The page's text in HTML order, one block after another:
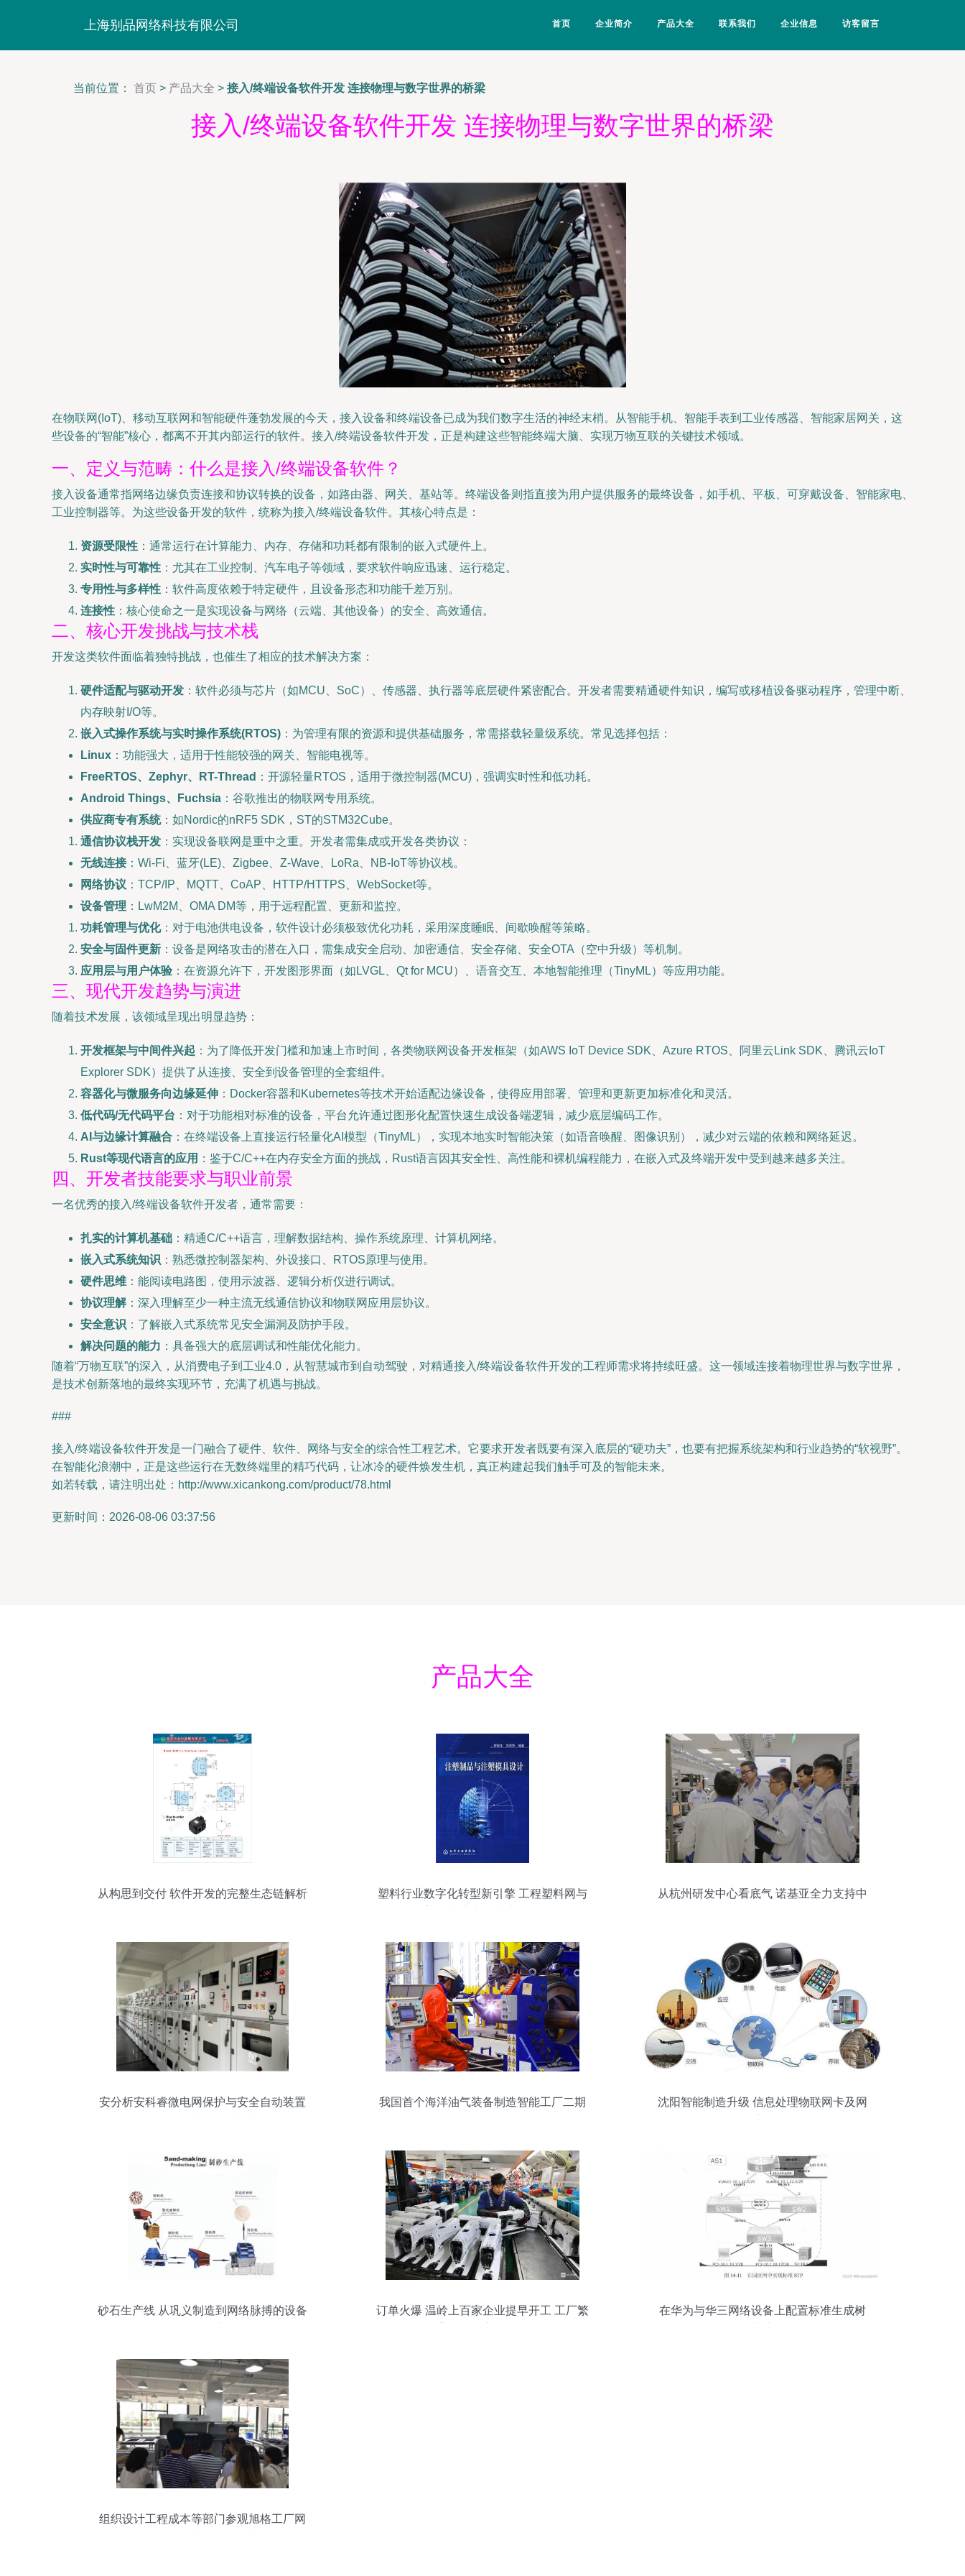
上海别品网络科技有限公司 首页 企业简介 产品大全 联系我们 企业信息 访客留言
当前位置： 首页 > 产品大全 > 接入/终端设备软件开发 连接物理与数字世界的桥梁
接入/终端设备软件开发 连接物理与数字世界的桥梁
在物联网(IoT)、移动互联网和智能硬件蓬勃发展的今天，接入设备和终端设备已成为我们数字生活的神经末梢。从智能手机、智能手表到工业传感器、智能家居网关，这
些设备的“智能”核心，都离不开其内部运行的软件。接入/终端设备软件开发，正是构建这些智能终端大脑、实现万物互联的关键技术领域。
一、定义与范畴：什么是接入/终端设备软件？
接入设备通常指网络边缘负责连接和协议转换的设备，如路由器、网关、基站等。终端设备则指直接为用户提供服务的最终设备，如手机、平板、可穿戴设备、智能家电、
工业控制器等。为这些设备开发的软件，统称为接入/终端设备软件。其核心特点是：
资源受限性 ：通常运行在计算能力、内存、存储和功耗都有限制的嵌入式硬件上。
实时性与可靠性 ：尤其在工业控制、汽车电子等领域，要求软件响应迅速、运行稳定。
专用性与多样性 ：软件高度依赖于特定硬件，且设备形态和功能千差万别。
连接性 ：核心使命之一是实现设备与网络（云端、其他设备）的安全、高效通信。
二、核心开发挑战与技术栈
开发这类软件面临着独特挑战，也催生了相应的技术解决方案：
硬件适配与驱动开发 ：软件必须与芯片（如MCU、SoC）、传感器、执行器等底层硬件紧密配合。开发者需要精通硬件知识，编写或移植设备驱动程序，管理中断、
内存映射I/O等。
嵌入式操作系统与实时操作系统(RTOS) ：为管理有限的资源和提供基础服务，常需搭载轻量级系统。常见选择包括：
Linux ：功能强大，适用于性能较强的网关、智能电视等。
FreeRTOS、Zephyr、RT-Thread ：开源轻量RTOS，适用于微控制器(MCU)，强调实时性和低功耗。
Android Things、Fuchsia ：谷歌推出的物联网专用系统。
供应商专有系统：如Nordic的nRF5 SDK，ST的STM32Cube。
通信协议栈开发 ：实现设备联网是重中之重。开发者需集成或开发各类协议：
无线连接：Wi-Fi、蓝牙(LE)、Zigbee、Z-Wave、LoRa、NB-IoT等协议栈。
网络协议 ：TCP/IP、MQTT、CoAP、HTTP/HTTPS、WebSocket等。
设备管理 ：LwM2M、OMA DM等，用于远程配置、更新和监控。
功耗管理与优化：对于电池供电设备，软件设计必须极致优化功耗，采用深度睡眠、间歇唤醒等策略。
安全与固件更新 ：设备是网络攻击的潜在入口，需集成安全启动、加密通信、安全存储、安全OTA（空中升级）等机制。
应用层与用户体验 ：在资源允许下，开发图形界面（如LVGL、Qt for MCU）、语音交互、本地智能推理（TinyML）等应用功能。
三、现代开发趋势与演进
随着技术发展，该领域呈现出明显趋势：
开发框架与中间件兴起 ：为了降低开发门槛和加速上市时间，各类物联网设备开发框架（如AWS IoT Device SDK、Azure RTOS、阿里云Link SDK、腾讯云IoT
Explorer SDK）提供了从连接、安全到设备管理的全套组件。
容器化与微服务向边缘延伸 ：Docker容器和Kubernetes等技术开始适配边缘设备，使得应用部署、管理和更新更加标准化和灵活。
低代码/无代码平台 ：对于功能相对标准的设备，平台允许通过图形化配置快速生成设备端逻辑，减少底层编码工作。
AI与边缘计算融合 ：在终端设备上直接运行轻量化AI模型（TinyML），实现本地实时智能决策（如语音唤醒、图像识别），减少对云端的依赖和网络延迟。
Rust等现代语言的应用 ：鉴于C/C++在内存安全方面的挑战，Rust语言因其安全性、高性能和裸机编程能力，在嵌入式及终端开发中受到越来越多关注。
四、开发者技能要求与职业前景
一名优秀的接入/终端设备软件开发者，通常需要：
扎实的计算机基础 ：精通C/C++语言，理解数据结构、操作系统原理、计算机网络。
嵌入式系统知识 ：熟悉微控制器架构、外设接口、RTOS原理与使用。
硬件思维 ：能阅读电路图，使用示波器、逻辑分析仪进行调试。
协议理解：深入理解至少一种主流无线通信协议和物联网应用层协议。
安全意识 ：了解嵌入式系统常见安全漏洞及防护手段。
解决问题的能力 ：具备强大的底层调试和性能优化能力。
随着“万物互联”的深入，从消费电子到工业4.0，从智慧城市到自动驾驶，对精通接入/终端设备软件开发的工程师需求将持续旺盛。这一领域连接着物理世界与数字世界，
是技术创新落地的最终实现环节，充满了机遇与挑战。
###
接入/终端设备软件开发是一门融合了硬件、软件、网络与安全的综合性工程艺术。它要求开发者既要有深入底层的“硬功夫”，也要有把握系统架构和行业趋势的“软视野”。
在智能化浪潮中，正是这些运行在无数终端里的精巧代码，让冰冷的硬件焕发生机，真正构建起我们触手可及的智能未来。
如若转载，请注明出处：http://www.xicankong.com/product/78.html
更新时间：2026-08-06 03:37:56
产品大全
从构思到交付 软件开发的完整生态链解析
塑料行业数字化转型新引擎 工程塑料网与
从杭州研发中心看底气 诺基亚全力支持中
安分析安科睿微电网保护与安全自动装置
我国首个海洋油气装备制造智能工厂二期
沈阳智能制造升级 信息处理物联网卡及网
砂石生产线 从巩义制造到网络脉搏的设备
订单火爆 温岭上百家企业提早开工 工厂繁
在华为与华三网络设备上配置标准生成树
组织设计工程成本等部门参观旭格工厂网